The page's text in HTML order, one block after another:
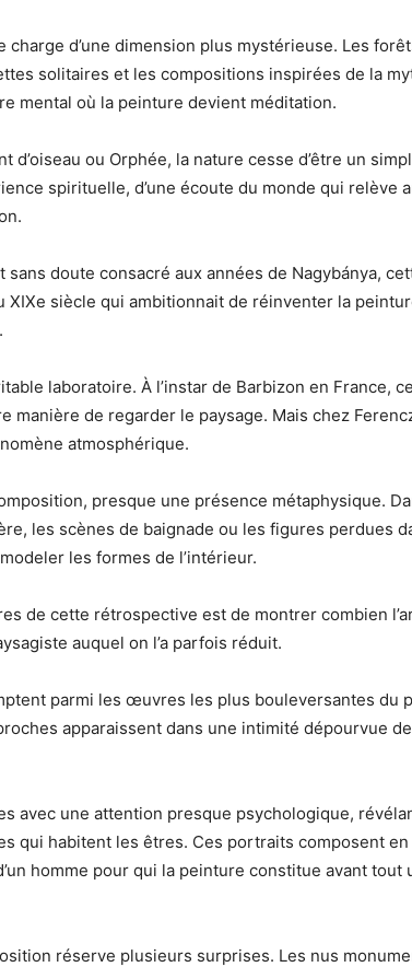
charge d’une dimension plus mystérieuse. Les
solitaires et les compositions inspirées de la
mental où la peinture devient méditation.
d’oiseau ou Orphée, la nature cesse d’être un
spirituelle, d’une écoute du monde qui relève
sans doute consacré aux années de Nagybánya,
XIXe siècle qui ambitionnait de réinventer la
laboratoire. À l’instar de Barbizon en France,
manière de regarder le paysage. Mais chez
atmosphérique.
presque une présence métaphysique.
les scènes de baignade ou les figures perdues
les formes de l’intérieur.
de cette rétrospective est de montrer combien
auquel on l’a parfois réduit.
parmi les œuvres les plus bouleversantes du
apparaissent dans une intimité dépourvue
avec une attention presque psychologique,
qui habitent les êtres. Ces portraits composent
homme pour qui la peinture constitue avant tout
réserve plusieurs surprises. Les nus